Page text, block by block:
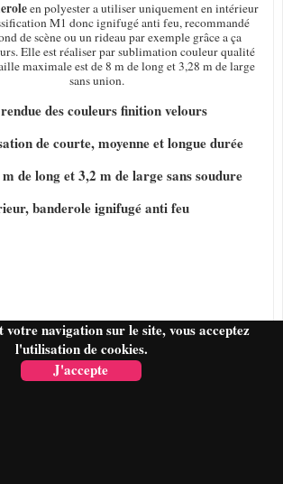
navigation sur le site, vous acceptez
l'utilisation de cookies.
J'accepte
en polyester a utiliser uniquement en intérieur
M1 donc ignifugé anti feu, recommandé
de scène ou un rideau par exemple grâce a ça
Elle est réaliser par sublimation couleur qualité
maximale est de 8 m de long et 3,28 m de large
sans union.
des couleurs finition velours
de courte, moyenne et longue durée
de long et 3,2 m de large sans soudure
banderole ignifugé anti feu